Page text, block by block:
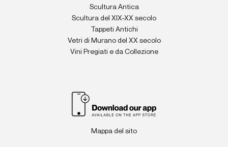
Scultura Antica
Scultura del XIX-XX secolo
Tappeti Antichi
Vetri di Murano del XX secolo
Vini Pregiati e da Collezione
Mappa del sito